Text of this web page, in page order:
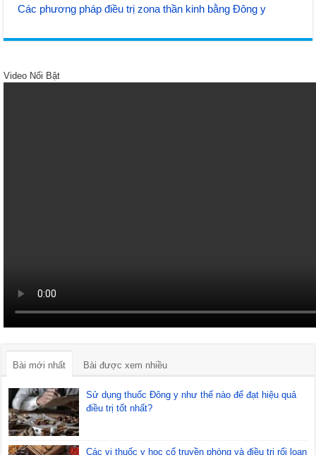
Các phương pháp điều trị zona thần kinh bằng Đông y
Video Nổi Bật
Bài mới nhất Bài được xem nhiều
Sử dụng thuốc Đông y như thế nào để đạt hiệu quả
điều trị tốt nhất?
Các vị thuốc y học cổ truyền phòng và điều trị rối loạn